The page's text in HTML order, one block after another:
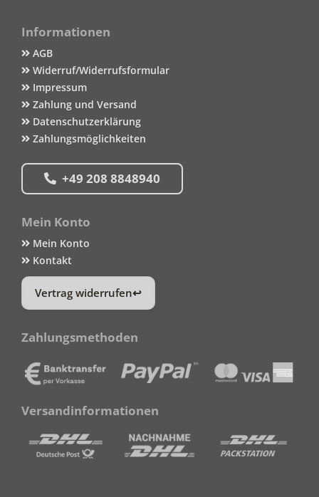
Informationen
AGB
Widerruf/Widerrufsformular
Impressum
Zahlung und Versand
Datenschutzerklärung
Zahlungsmöglichkeiten
+49 208 8848940
Mein Konto
Mein Konto
Kontakt
Vertrag widerrufen
Zahlungsmethoden
Versandinformationen